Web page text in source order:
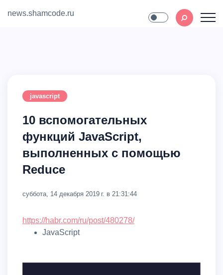
news.shamcode.ru
javascript
10 вспомогательных
функций JavaScript,
выполненных с помощью
Reduce
суббота, 14 декабря 2019 г. в 21:31:44
https://habr.com/ru/post/480278/
JavaScript